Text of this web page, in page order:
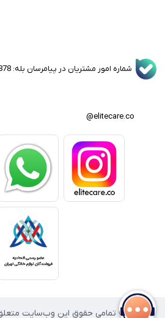
شماره امور مشتریان در پیامرسان بله: 09963781878
© تمامی حقوق این وب‌سایت